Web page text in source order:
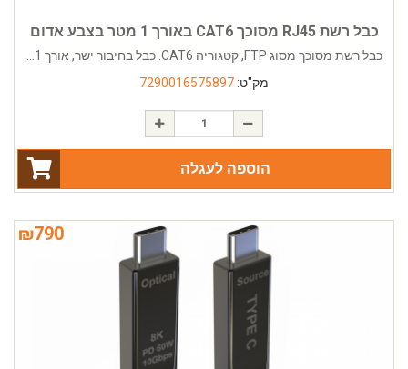
כבל רשת RJ45 מסוכך CAT6 באורך 1 מטר בצבע אדום
כבל רשת מסוכך מסוג FTP, קטגוריה CAT6. כבל בחיבור ישר, אורך 1...
מק"ט: 7290016575897
הוספה לעגלה
₪790